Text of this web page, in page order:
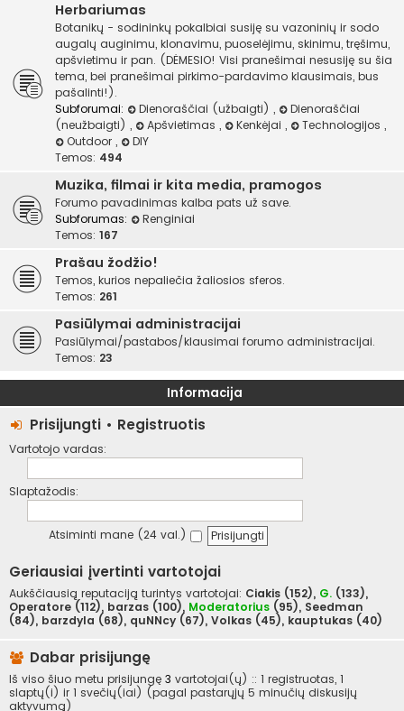
Herbariumas
Botanikų - sodininkų pokalbiai susiję su vazoninių ir sodo
augalų auginimu, klonavimu, puoselėjimu, skinimu, tręšimu,
apšvietimu ir pan. (DĖMESIO! Visi pranešimai nesusiję su šia
tema, bei pranešimai pirkimo-pardavimo klausimais, bus
pašalinti!).
Subforumai:
Dienoraščiai (užbaigti) ,
Dienoraščiai
(neužbaigti) , Apšvietimas , Kenkėjai , Technologijos ,
Outdoor ,
DIY
Temos: 494
Muzika, filmai ir kita media, pramogos
Forumo pavadinimas kalba pats už save.
Subforumas:
Renginiai
Temos: 167
Prašau žodžio!
Temos, kurios nepaliečia žaliosios sferos.
Temos: 261
Pasiūlymai administracijai
Pasiūlymai/pastabos/klausimai forumo administracijai.
Temos: 23
Informacija
Prisijungti • Registruotis
Vartotojo vardas:
Slaptažodis:
Atsiminti mane (24 val.)
Geriausiai įvertinti vartotojai
Aukščiausią reputaciją turintys vartotojai: Ciakis (152), G. (133),
Operatore (112), barzas (100), Moderatorius (95), Seedman
(84), barzdyla (68), quNNcy (67), Volkas (45), kauptukas (40)
Dabar prisijungę
Iš viso šiuo metu prisijungę 3 vartotojai(ų) :: 1 registruotas, 1
slaptų(i) ir 1 svečių(iai) (pagal pastarųjų 5 minučių diskusijų
aktyvumą)